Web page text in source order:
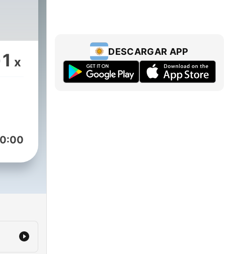
1 x
DESCARGAR APP